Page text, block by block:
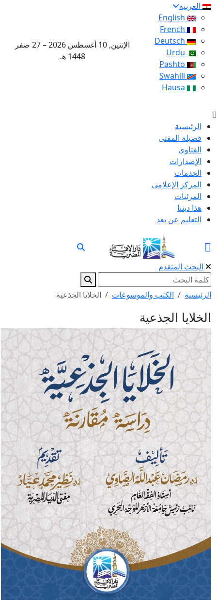
العربية
الإثنين, 10 أغسطس 2026 – 27 صفر
1448 هـ
الرئيسية
فضيلة المفتى
الفتاوى
الإصدارات
الخدمات
المركز الإعلامى
المرئيات
هذا ديننا
التعليم عن بعد
البحث المتقدم
الرئيسية الكتب والموسوعات الخلايا الجذعية
الخلايا الجذعية